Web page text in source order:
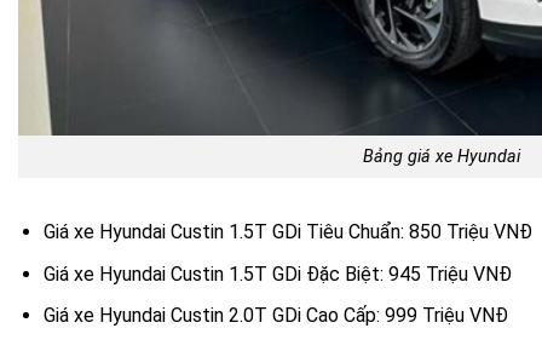
Bảng giá xe Hyundai
Giá xe Hyundai Custin 1.5T GDi Tiêu Chuẩn: 850 Triệu VNĐ
Giá xe Hyundai Custin 1.5T GDi Đặc Biệt: 945 Triệu VNĐ
Giá xe Hyundai Custin 2.0T GDi Cao Cấp: 999 Triệu VNĐ